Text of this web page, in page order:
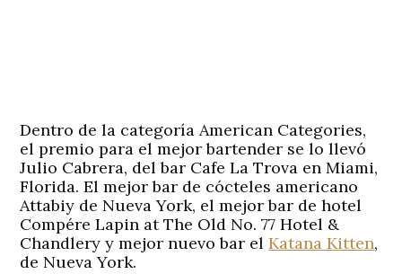
Dentro de la categoría American Categories,
el premio para el mejor bartender se lo llevó
Julio Cabrera, del bar Cafe La Trova en Miami,
Florida. El mejor bar de cócteles americano
Attabiy de Nueva York, el mejor bar de hotel
Compére Lapin at The Old No. 77 Hotel &
Chandlery y mejor nuevo bar elKatana Kitten,
de Nueva York.